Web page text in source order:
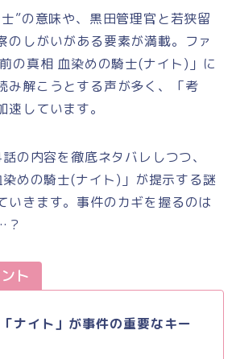
”の意味や、黒田管理官と若狭留
のしがいがある要素が満載。ファ
の真相 血染めの騎士(ナイト)」に
み解こうとする声が多く、「考
しています。
の内容を徹底ネタバレしつつ、
染めの騎士(ナイト)」が提示する謎
いきます。事件のカギを握るのは
？
ト
ナイト」が事件の重要なキー